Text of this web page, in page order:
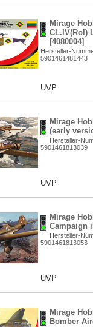
Mirage
CL.IV(Rol)
[4080004]
Hersteller-
5901461481443
UVP
Mirage
(early
Hersteller-
5901461813039
UVP
Mirage
Campaign
Hersteller-
5901461813053
UVP
Mirage
Bomber